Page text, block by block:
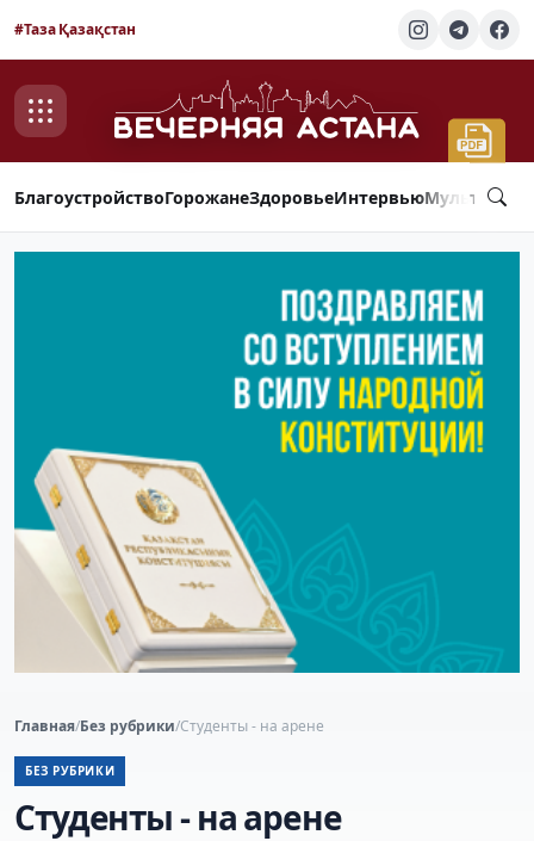
#Таза Қазақстан
БлагоустройствоГорожанеЗдоровьеИнтервью
Главная/Без рубрики/Студенты - на арене
БЕЗ РУБРИКИ
Студенты - на арене